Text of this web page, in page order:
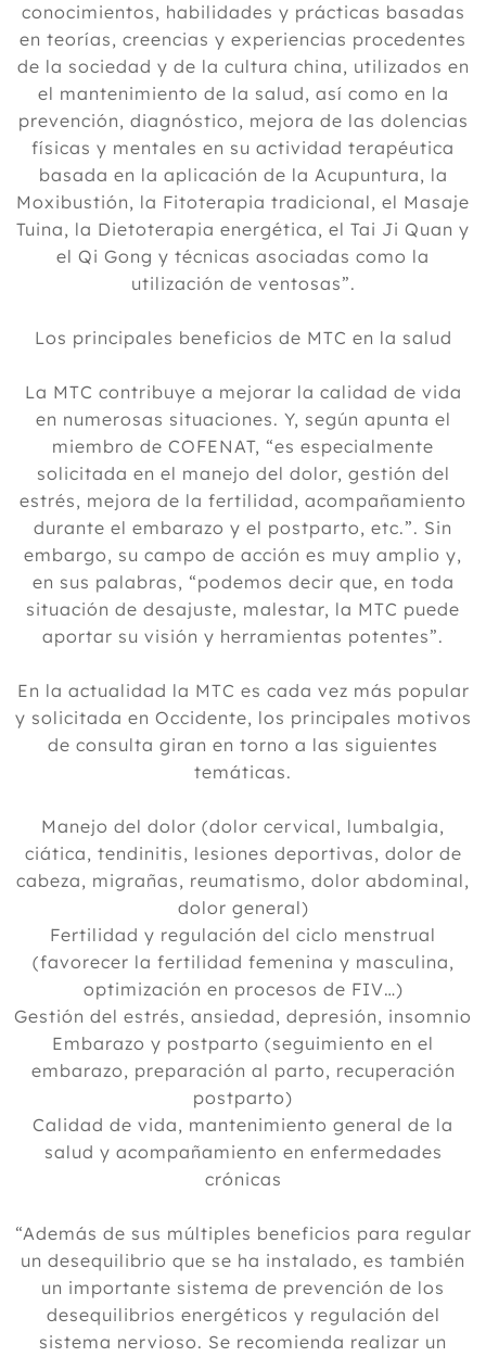
conocimientos, habilidades y prácticas basadas
en teorías, creencias y experiencias procedentes
de la sociedad y de la cultura china, utilizados en
el mantenimiento de la salud, así como en la
prevención, diagnóstico, mejora de las dolencias
físicas y mentales en su actividad terapéutica
basada en la aplicación de la Acupuntura, la
Moxibustión, la Fitoterapia tradicional, el Masaje
Tuina, la Dietoterapia energética, el Tai Ji Quan y
el Qi Gong y técnicas asociadas como la
utilización de ventosas”.
Los principales beneficios de MTC en la salud
La MTC contribuye a mejorar la calidad de vida
en numerosas situaciones. Y, según apunta el
miembro de COFENAT, “es especialmente
solicitada en el manejo del dolor, gestión del
estrés, mejora de la fertilidad, acompañamiento
durante el embarazo y el postparto, etc.”. Sin
embargo, su campo de acción es muy amplio y,
en sus palabras, “podemos decir que, en toda
situación de desajuste, malestar, la MTC puede
aportar su visión y herramientas potentes”.
En la actualidad la MTC es cada vez más popular
y solicitada en Occidente, los principales motivos
de consulta giran en torno a las siguientes
temáticas.
Manejo del dolor (dolor cervical, lumbalgia,
ciática, tendinitis, lesiones deportivas, dolor de
cabeza, migrañas, reumatismo, dolor abdominal,
dolor general)
Fertilidad y regulación del ciclo menstrual
(favorecer la fertilidad femenina y masculina,
optimización en procesos de FIV…)
Gestión del estrés, ansiedad, depresión, insomnio
Embarazo y postparto (seguimiento en el
embarazo, preparación al parto, recuperación
postparto)
Calidad de vida, mantenimiento general de la
salud y acompañamiento en enfermedades
crónicas
“Además de sus múltiples beneficios para regular
un desequilibrio que se ha instalado, es también
un importante sistema de prevención de los
desequilibrios energéticos y regulación del
sistema nervioso. Se recomienda realizar un